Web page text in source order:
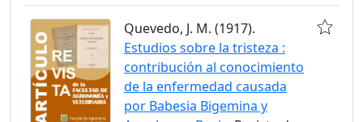
Quevedo, J. M. (1917).
Estudios sobre la tristeza :
contribución al conocimiento
de la enfermedad causada
por Babesia Bigemina y